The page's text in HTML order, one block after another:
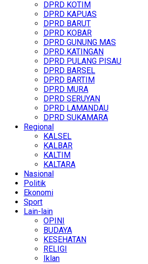
DPRD KOTIM
DPRD KAPUAS
DPRD BARUT
DPRD KOBAR
DPRD GUNUNG MAS
DPRD KATINGAN
DPRD PULANG PISAU
DPRD BARSEL
DPRD BARTIM
DPRD MURA
DPRD SERUYAN
DPRD LAMANDAU
DPRD SUKAMARA
Regional
KALSEL
KALBAR
KALTIM
KALTARA
Nasional
Politik
Ekonomi
Sport
Lain-lain
OPINI
BUDAYA
KESEHATAN
RELIGI
Iklan